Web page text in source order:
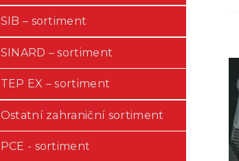
SIB – sortiment
SINARD – sortiment
TEP EX – sortiment
Ostatní zahraniční sortiment
PCE - sortiment